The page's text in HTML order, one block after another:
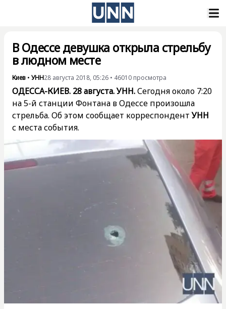
В Одессе девушка открыла стрельбу
в людном месте
Киев • УНН28 августа 2018, 05:26 • 46010 просмотра
ОДЕССА-КИЕВ. 28 августа. УНН.Сегодня около 7:20
на 5-й станции Фонтана в Одессе произошла
стрельба. Об этом сообщает корреспондентУНН
с места события.